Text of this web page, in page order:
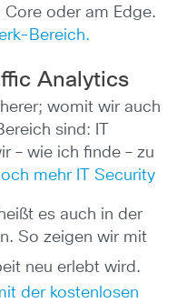
oder am Edge.
Bereich.
Analytics
womit wir auch
sind: IT
– wie ich finde – zu
mehr IT Security
es auch in der
So zeigen wir mit
neu erlebt wird.
der kostenlosen